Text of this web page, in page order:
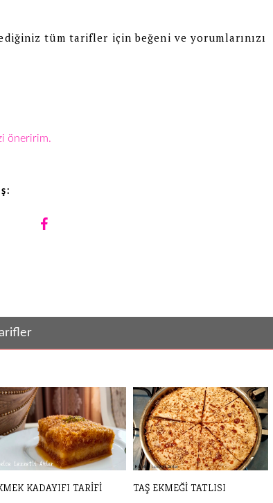
tüm tarifler için beğeni ve yorumlarınızı
öneririm.
KADAYIFI TARİFİ TAŞ EKMEĞİ TATLISI